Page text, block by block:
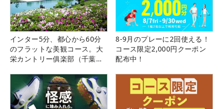
インター5分、都心から60分
のフラットな美観コース。大
栄カントリー俱楽部（千葉
8-9月のプレーに2回使える！
コース限定2,000円クーポン
配布中！